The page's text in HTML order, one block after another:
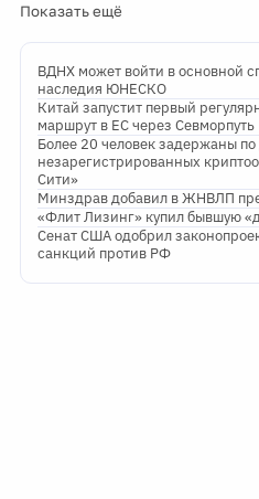
Показать ещё
ВДНХ может войти в основной
наследия ЮНЕСКО
Китай запустит первый
маршрут в ЕС через Севморпуть
Более 20 человек задержаны по
незарегистрированных
Сити»
Минздрав добавил в ЖНВЛП
«Флит Лизинг» купил бывшую
Сенат США одобрил
санкций против РФ